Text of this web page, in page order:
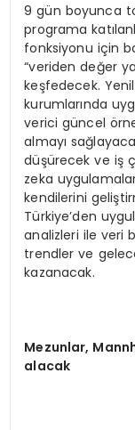
9 gün boyunca
programa
fonksiyonu için
“veriden değer
keşfedecek.
kurumlarında
verici güncel
almayı
düşürecek ve iş
zeka
kendilerini
Türkiye’den
analizleri ile veri
trendler ve
kazanacak.
Mezunlar,
alacak